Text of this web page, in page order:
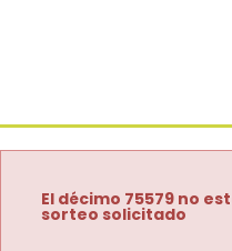
El décimo 75579 no
sorteo solicitado